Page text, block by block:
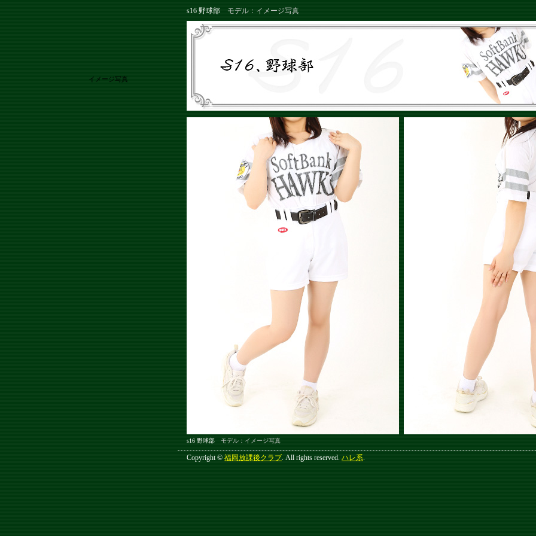
s16 野球部 モデル：イメージ写真
イメージ写真
s16 野球部 モデル：イメージ写真
Copyright © 福岡放課後クラブ. All rights reserved. ハレ系.